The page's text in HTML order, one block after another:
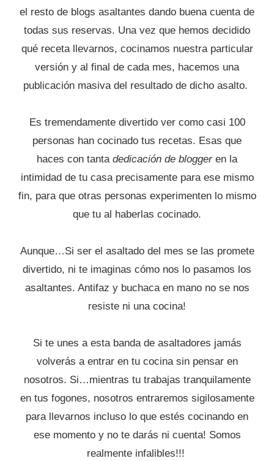
el resto de blogs asaltantes dando buena cuenta de
todas sus reservas. Una vez que hemos decidido
qué receta llevarnos, cocinamos nuestra particular
versión y al final de cada mes, hacemos una
publicación masiva del resultado de dicho asalto.
Es tremendamente divertido ver como casi 100
personas han cocinado tus recetas. Esas que
haces con tanta dedicación de bloggeren la
intimidad de tu casa precisamente para ese mismo
fin, para que otras personas experimenten lo mismo
que tu al haberlas cocinado.
Aunque…Si ser el asaltado del mes se las promete
divertido, ni te imaginas cómo nos lo pasamos los
asaltantes. Antifaz y buchaca en mano no se nos
resiste ni una cocina!
Si te unes a esta banda de asaltadores jamás
volverás a entrar en tu cocina sin pensar en
nosotros. Si…mientras tu trabajas tranquilamente
en tus fogones, nosotros entraremos sigilosamente
para llevarnos incluso lo que estés cocinando en
ese momento y no te darás ni cuenta! Somos
realmente infalibles!!!